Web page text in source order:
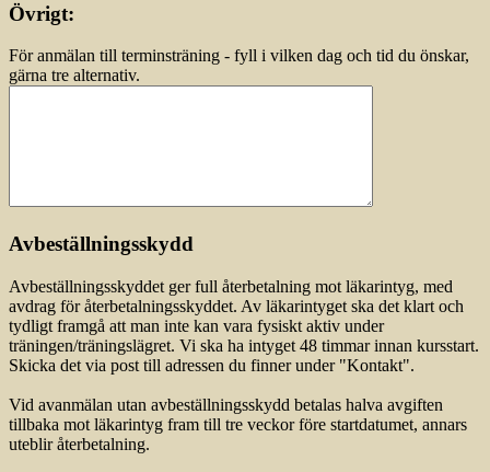
Övrigt:
För anmälan till terminsträning - fyll i vilken dag och tid du önskar,
gärna tre alternativ.
Avbeställningsskydd
Avbeställningsskyddet ger full återbetalning mot läkarintyg, med
avdrag för återbetalningsskyddet. Av läkarintyget ska det klart och
tydligt framgå att man inte kan vara fysiskt aktiv under
träningen/träningslägret. Vi ska ha intyget 48 timmar innan kursstart.
Skicka det via post till adressen du finner under "Kontakt".
Vid avanmälan utan avbeställningsskydd betalas halva avgiften
tillbaka mot läkarintyg fram till tre veckor före startdatumet, annars
uteblir återbetalning.